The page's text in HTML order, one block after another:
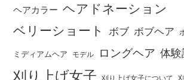
ヘアカラー ヘアドネーション
ベリーショート
ボブ ボブヘア
ミディアムヘア モデル ロングヘア 体験
刈り上げ女子 刈り上げ女子について